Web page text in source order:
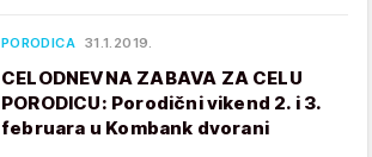
PORODICA 31.1.2019.
CELODNEVNA ZABAVA ZA CELU
PORODICU: Porodični vikend 2. i 3.
februara u Kombank dvorani